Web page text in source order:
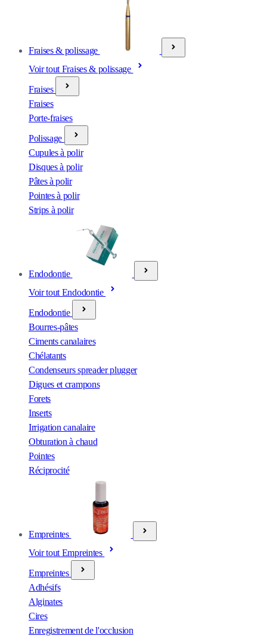
Fraises & polissage
Voir tout Fraises & polissage
Fraises
Fraises
Porte-fraises
Polissage
Cupules à polir
Disques à polir
Pâtes à polir
Pointes à polir
Strips à polir
Endodontie
Voir tout Endodontie
Endodontie
Bourres-pâtes
Ciments canalaires
Chélatants
Condenseurs spreader plugger
Digues et crampons
Forets
Inserts
Irrigation canalaire
Obturation à chaud
Pointes
Réciprocité
Empreintes
Voir tout Empreintes
Empreintes
Adhésifs
Alginates
Cires
Enregistrement de l'occlusion